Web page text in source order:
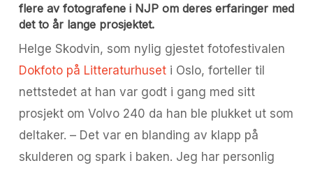
flere av fotografene i NJP om deres erfaringer med
det to år lange prosjektet.
Helge Skodvin, som nylig gjestet fotofestivalen
Dokfoto på Litteraturhuseti Oslo, forteller til
nettstedet at han var godt i gang med sitt
prosjekt om Volvo 240 da han ble plukket ut som
deltaker. – Det var en blanding av klapp på
skulderen og spark i baken. Jeg har personlig